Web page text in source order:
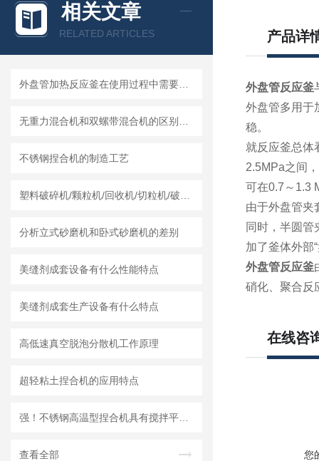
相关文章
RELATED ARTICLES
不锈钢捏合机的制造工艺
分析立式砂磨机和卧式砂磨机的差别
美缝剂成套设备有什么性能特点
美缝剂成套生产设备有什么特点
高低速真空脱泡分散机工作原理
超轻粘土捏合机的应用特点
查看全部
产品详
外盘管反应釜
外盘管多用于
稳。
就反应釜总体
2.5MPa之间
可在0.7～1.3
由于外盘管夹
同时，半圆管
加了釜体外部
外盘管反应釜
硝化、聚合反
在线咨
您